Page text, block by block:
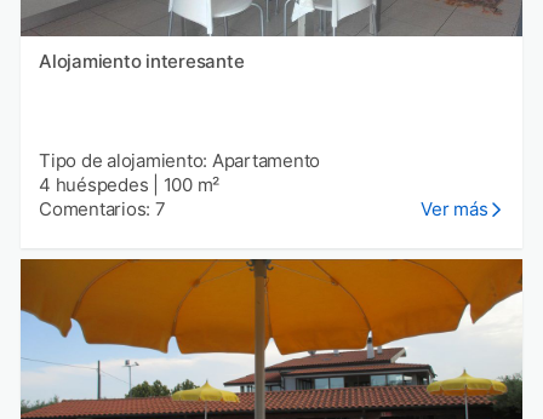
Alojamiento interesante
Tipo de alojamiento: Apartamento
4 huéspedes
100 m²
Comentarios: 7
Ver más